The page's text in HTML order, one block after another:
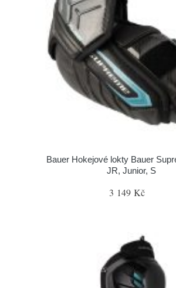
Bauer Hokejové lokty Bauer
JR, Junior, S
3 149 Kč